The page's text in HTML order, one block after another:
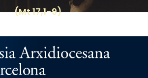
(Mt 17,1-9)